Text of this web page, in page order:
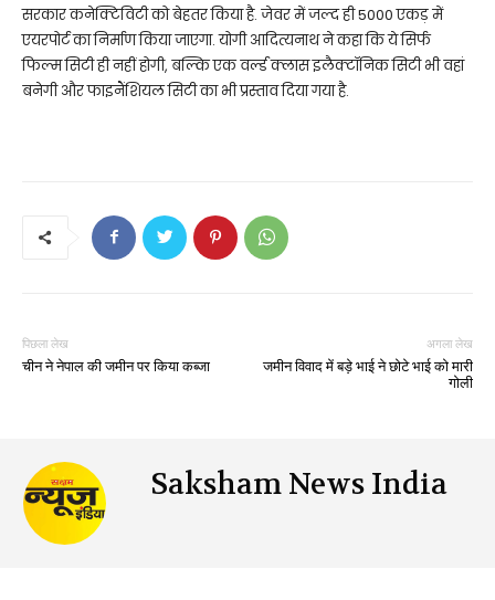
सरकार कनेक्टिविटी को बेहतर किया है. जेवर में जल्द ही 5000 एकड़ में
एयरपोर्ट का निर्माण किया जाएगा. योगी आदित्यनाथ ने कहा कि ये सिर्फ
फिल्म सिटी ही नहीं होगी, बल्कि एक वर्ल्ड क्लास इलैक्टॉनिक सिटी भी वहां
बनेगी और फाइनैंशियल सिटी का भी प्रस्ताव दिया गया है.
पिछला लेख
चीन ने नेपाल की जमीन पर किया कब्जा
अगला लेख
जमीन विवाद में बड़े भाई ने छोटे भाई को मारी
गोली
Saksham News India